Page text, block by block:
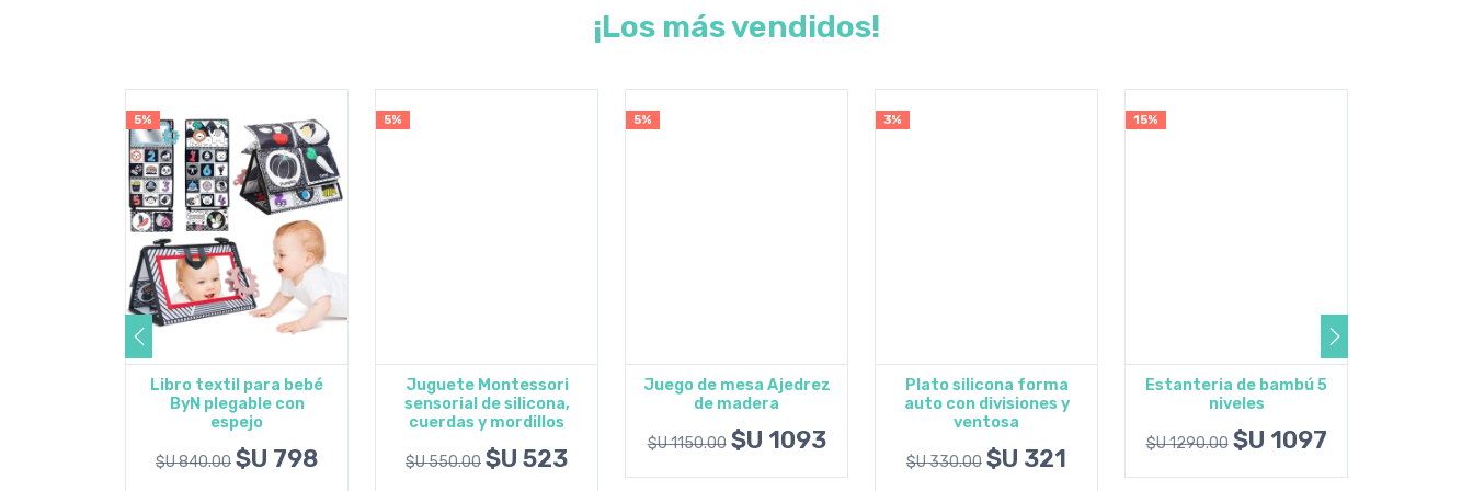
¡Los más vendidos!
5%
Agregar al carrito
Libro textil para bebé
ByN plegable con
espejo
$U 840.00 $U 798
5%
Agregar al carrito
Juguete Montessori
sensorial de silicona,
cuerdas y mordillos
$U 550.00 $U 523
5%
Agregar al carrito
Juego de mesa Ajedrez
de madera
$U 1150.00 $U 1093
3%
Agregar al carrito
Plato silicona forma
auto con divisiones y
ventosa
$U 330.00 $U 321
15%
Agregar al carrito
Estanteria de bambú 5
niveles
$U 1290.00 $U 1097